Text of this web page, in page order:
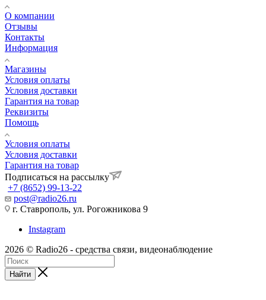
О компании
Отзывы
Контакты
Информация
Магазины
Условия оплаты
Условия доставки
Гарантия на товар
Реквизиты
Помощь
Условия оплаты
Условия доставки
Гарантия на товар
Подписаться на рассылку
+7 (8652) 99-13-22
post@radio26.ru
г. Ставрополь, ул. Рогожникова 9
Instagram
2026 © Radio26 - средства связи, видеонаблюдение
Найти